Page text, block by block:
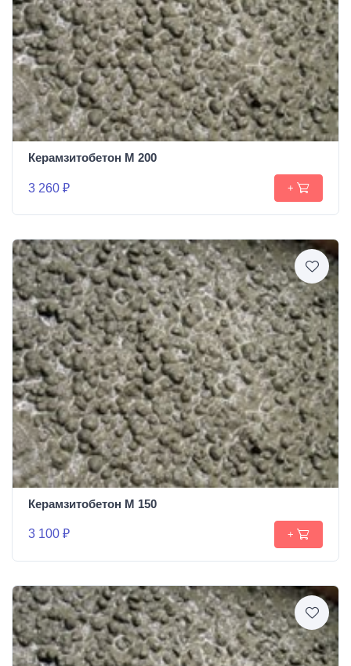
Керамзитобетон М 200
3 260 ₽ +
Керамзитобетон М 150
3 100 ₽ +